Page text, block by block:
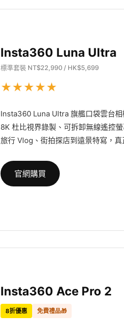
Insta360 Luna Ultra
標準套裝 NT$22,990 / HK$5,699
★★★★★
Insta360 Luna Ultra 旗艦口袋雲台
8K 杜比視界錄製、可拆卸無線遙控
旅行 Vlog、街拍探店到遠景特寫，真
官網購買
Insta360 Ace Pro 2
8折優惠 免費禮品🎁